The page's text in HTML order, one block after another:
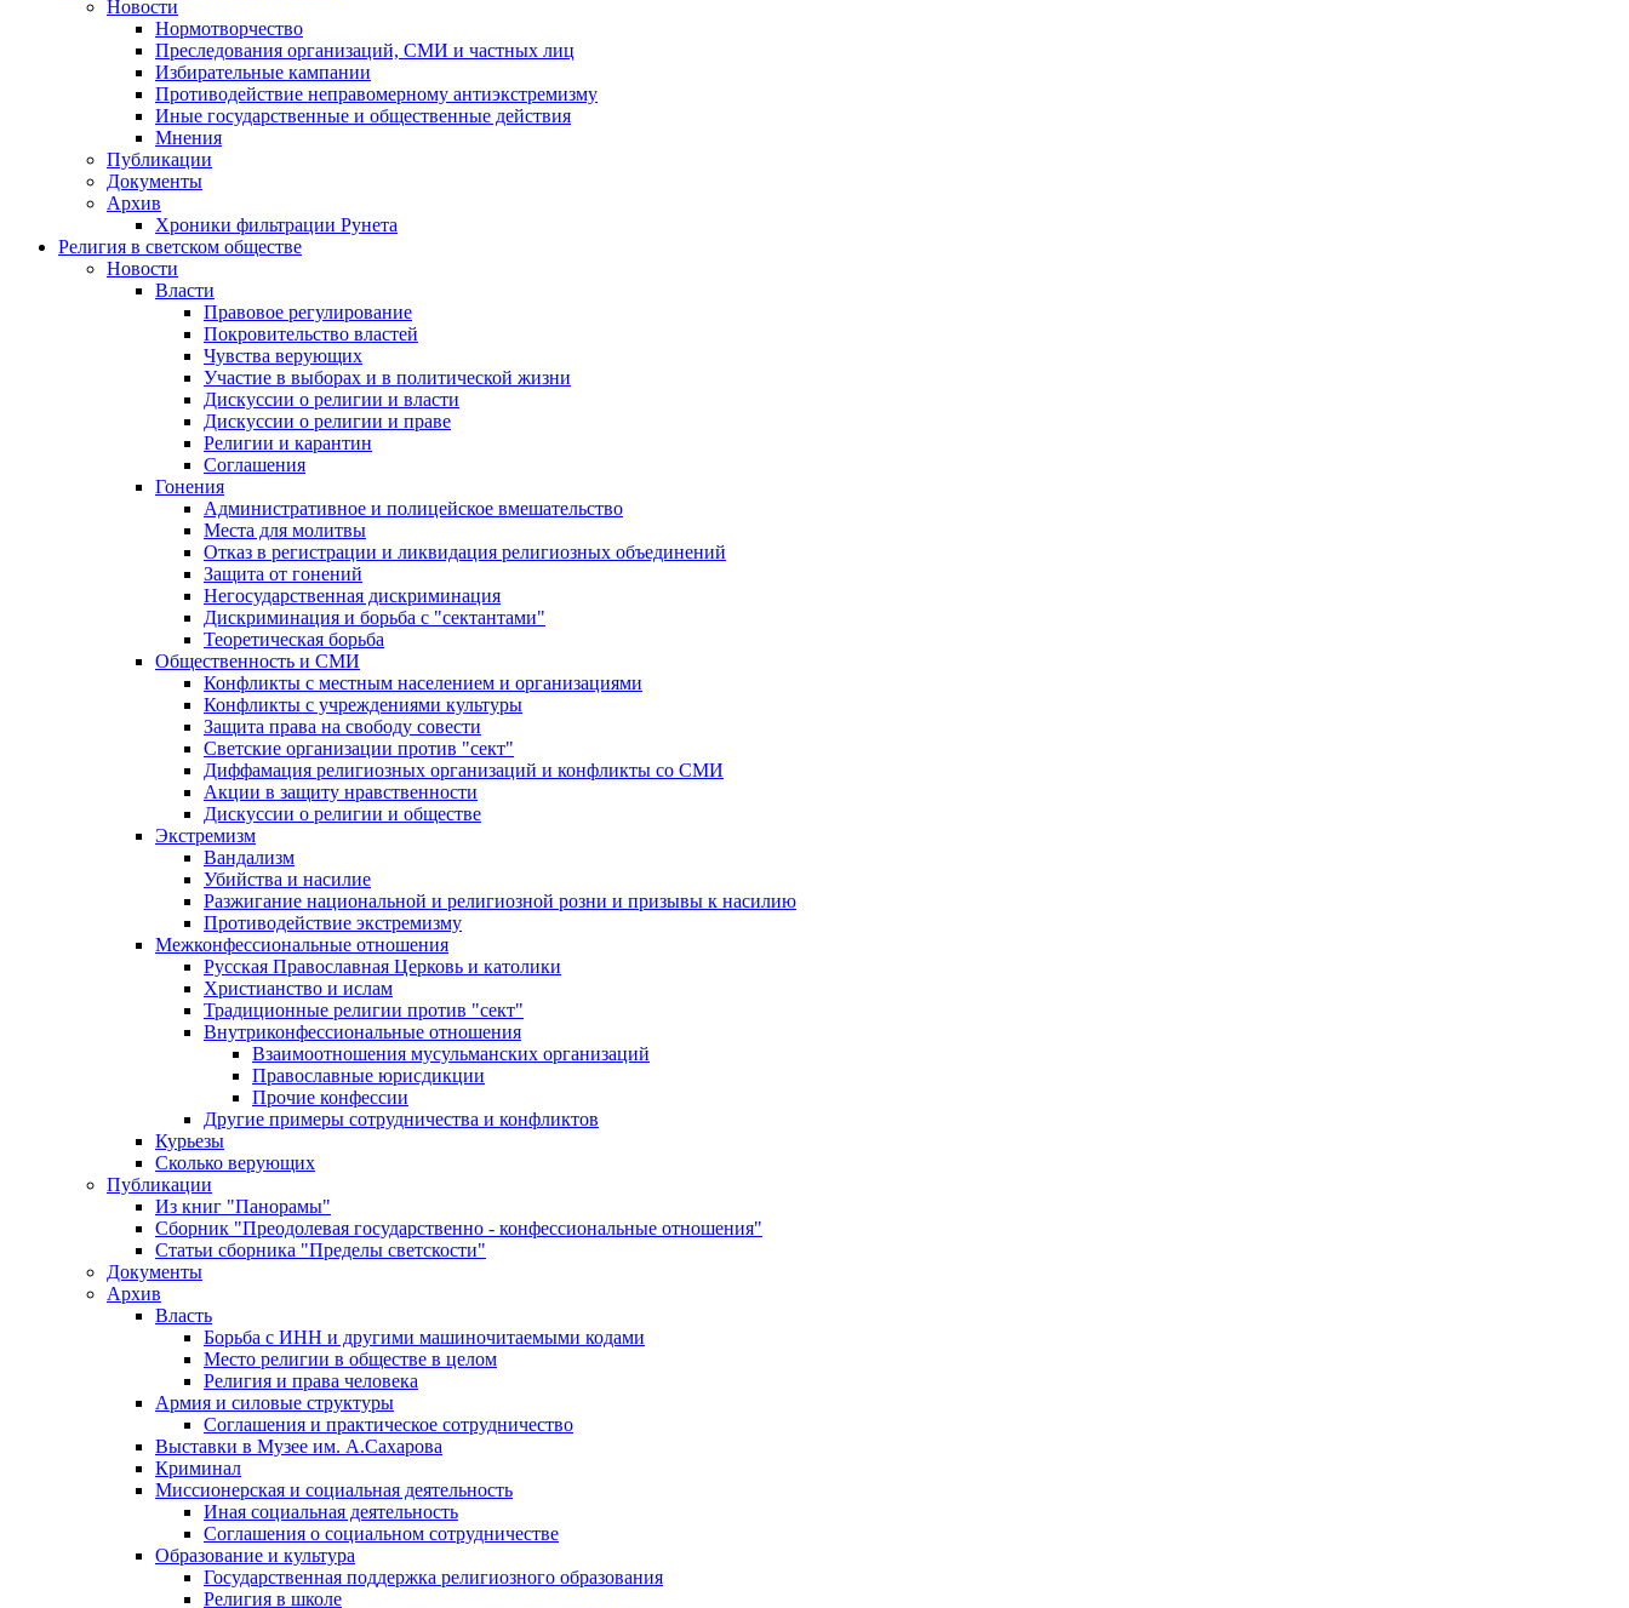
Новости
Нормотворчество
Преследования организаций, СМИ и частных лиц
Избирательные кампании
Противодействие неправомерному антиэкстремизму
Иные государственные и общественные действия
Мнения
Публикации
Документы
Архив
Хроники фильтрации Рунета
Религия в светском обществе
Новости
Власти
Правовое регулирование
Покровительство властей
Чувства верующих
Участие в выборах и в политической жизни
Дискуссии о религии и власти
Дискуссии о религии и праве
Религии и карантин
Соглашения
Гонения
Административное и полицейское вмешательство
Места для молитвы
Отказ в регистрации и ликвидация религиозных объединений
Защита от гонений
Негосударственная дискриминация
Дискриминация и борьба с "сектантами"
Теоретическая борьба
Общественность и СМИ
Конфликты с местным населением и организациями
Конфликты с учреждениями культуры
Защита права на свободу совести
Светские организации против "сект"
Диффамация религиозных организаций и конфликты со СМИ
Акции в защиту нравственности
Дискуссии о религии и обществе
Экстремизм
Вандализм
Убийства и насилие
Разжигание национальной и религиозной розни и призывы к насилию
Противодействие экстремизму
Межконфессиональные отношения
Русская Православная Церковь и католики
Христианство и ислам
Традиционные религии против "сект"
Внутриконфессиональные отношения
Взаимоотношения мусульманских организаций
Православные юрисдикции
Прочие конфессии
Другие примеры сотрудничества и конфликтов
Курьезы
Сколько верующих
Публикации
Из книг "Панорамы"
Сборник "Преодолевая государственно - конфессиональные отношения"
Статьи сборника "Пределы светскости"
Документы
Архив
Власть
Борьба с ИНН и другими машиночитаемыми кодами
Место религии в обществе в целом
Религия и права человека
Армия и силовые структуры
Соглашения и практическое сотрудничество
Выставки в Музее им. А.Сахарова
Криминал
Миссионерская и социальная деятельность
Иная социальная деятельность
Соглашения о социальном сотрудничестве
Образование и культура
Государственная поддержка религиозного образования
Религия в школе